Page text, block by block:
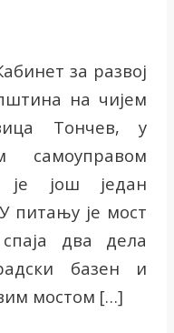
за развој
на чијем
Тончев, у
самоуправом
је још један
питању је мост
два дела
базен и
мостом […]